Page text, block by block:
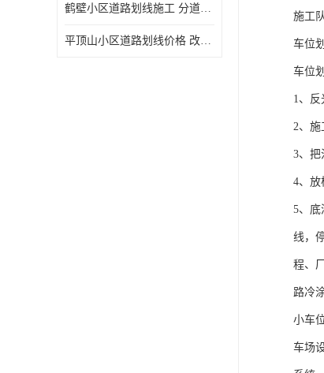
鹤壁小区道路划线施工 分道线 改善交通效率
平顶山小区道路划线价格 改善交通效率
施工
车位
车位
1、反
2、
3、把
4、放
5、底
线，
程、
路冷
小车
车场